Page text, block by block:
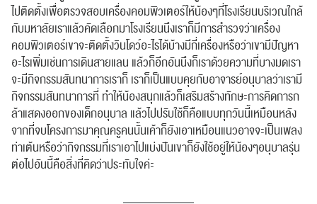
ค้นหา
สำหรับ:
ไปติดตั้งเพื่อตรวจสอบเครื่องคอมพิวเตอร์ให้น้องๆที่โรงเรียนบริเวณใกล้
กับมหาลัยเราแล้วคัดเลือกมาโรงเรียนนึงเราก็มีการสำรวจว่าเครื่อง
คอมพิวเตอร์เขาจะติดตั้งวินโดว์อะไรได้บ้างมีกี่เครื่องหรือว่าเขามีปัญหา
อะไรเพิ่มเช่นการเดินสายแลน แล้วก็อีกอันนึงก็เราด้วยความที่บางมดเรา
จะมีกิจกรรมสันทนาการเราก็ เราก็เป็นแบบคุยกับอาจารย์อนุบาลว่าเรามี
กิจกรรมสันทนาการที่ ทำให้น้องสนุกแล้วก็เสริมสร้างทักษะการคิดการก
ล้าแสดงออกของเด็กอนุบาล แล้วไปปรับใช้ก็คือแบบทุกวันนี้เหมือนหลัง
จากที่จบโครงการมาคุณครูคนนั้นเค้าก็ยังเอาเหมือนแนวอาจจะเป็นเพลง
ท่าเต้นหรือว่ากิจกรรมที่เราเอาไปแบ่งปันเขาก็ยังใช้อยู่ให้น้องๆอนุบาลรุ่น
ต่อไปอันนี้คือสิ่งที่คิดว่าประทับใจค่ะ